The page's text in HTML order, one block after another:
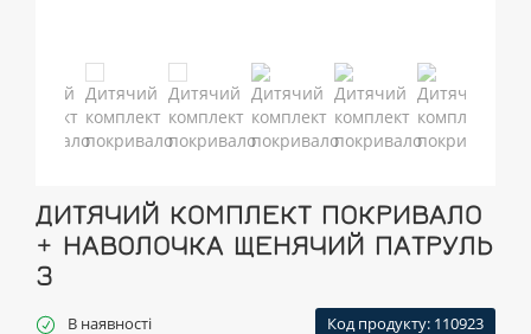
ДИТЯЧИЙ КОМПЛЕКТ ПОКРИВАЛО
+ НАВОЛОЧКА ЩЕНЯЧИЙ ПАТРУЛЬ
3
В наявності Код продукту: 110923